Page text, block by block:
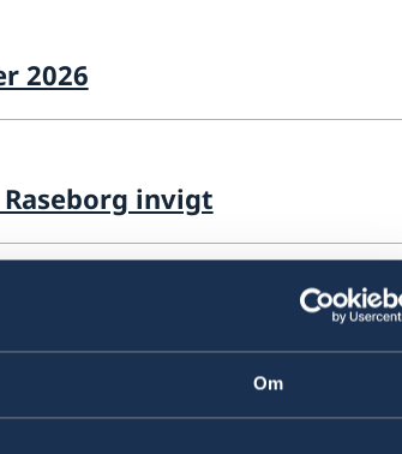
Om
2026
invigt
Esa Kärnä